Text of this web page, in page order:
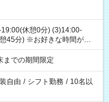
休憩0分) (3)14:00-
45分) ※お好きな時間が選べ
までの期間限定
自由 / シフト勤務 / 10名以